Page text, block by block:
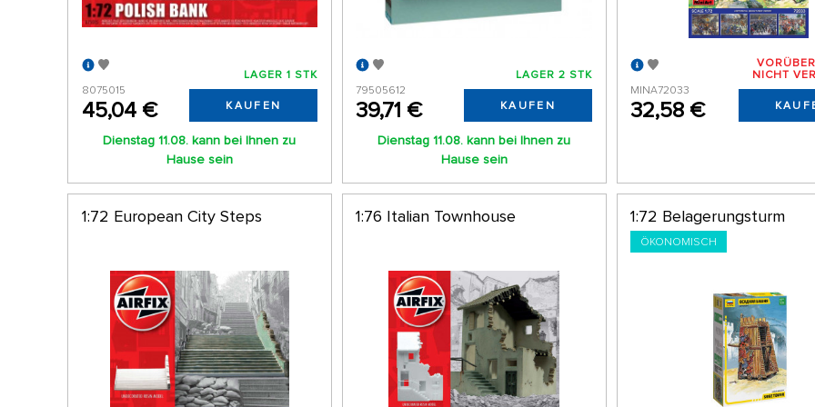
8075015
45,04 €
LAGER 1 STK
KAUFEN
Dienstag 11.08. kann bei Ihnen zu
Hause sein
79505612
39,71 €
LAGER 2 STK
KAUFEN
Dienstag 11.08. kann bei Ihnen zu
Hause sein
MINA72033
32,58 €
NICHT
1:72 European City Steps 1:76 Italian Townhouse 1:72 Belagerungsturm
ÖKONOMISCH